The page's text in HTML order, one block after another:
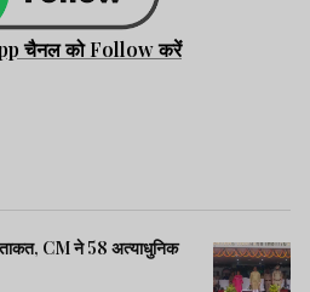
चैनल को Follow करें
CM ने 58 अत्याधुनिक